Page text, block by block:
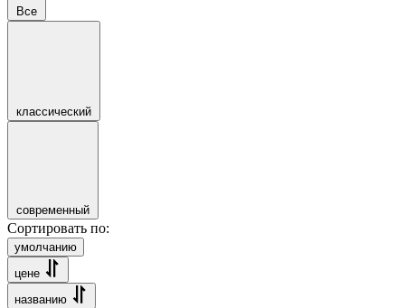
Все
классический
современный
Сортировать по:
умолчанию
цене
названию